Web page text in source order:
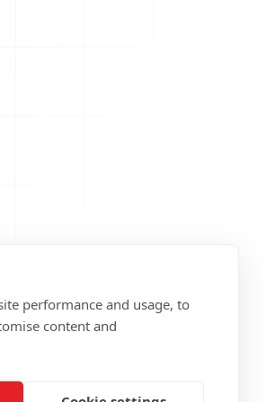
performance and usage, to
content and